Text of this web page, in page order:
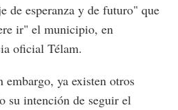
de esperanza y de futuro" que
ir" el municipio, en
oficial Télam.
ya existen otros
su intención de seguir el